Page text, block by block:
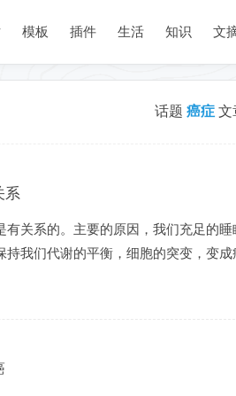
模板 插件 生活 知识 文
话题 癌症 文
系
关系的。主要的原因，我们充足的
我们代谢的平衡，细胞的突变，变